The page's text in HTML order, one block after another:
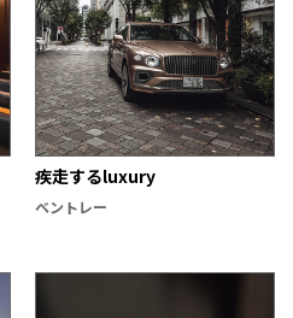
疾走するluxury
ベントレー